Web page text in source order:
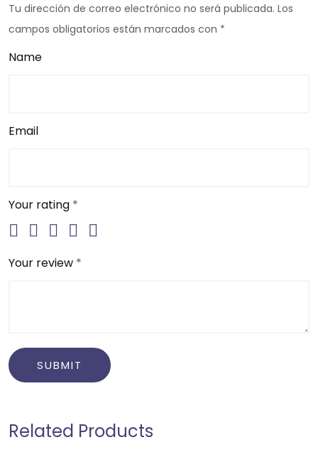
Tu dirección de correo electrónico no será publicada. Los
campos obligatorios están marcados con *
Name
Email
Your rating *
Your review *
Related Products